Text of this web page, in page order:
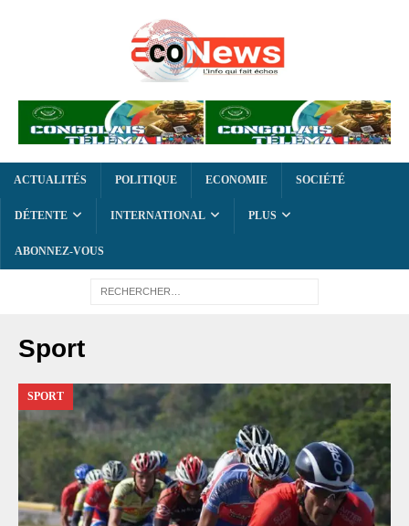
ACTUALITÉS POLITIQUE ECONOMIE SOCIÉTÉ
DÉTENTE INTERNATIONAL PLUS
ABONNEZ-VOUS
Sport
SPORT